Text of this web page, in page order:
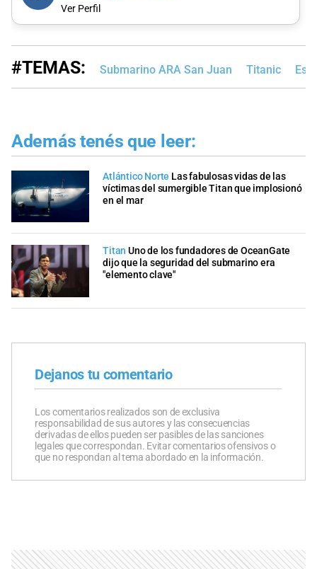
Ver Perfil
#TEMAS: Submarino ARA San Juan Titanic
Además tenés que leer:
Atlántico Norte Las fabulosas vidas de las
víctimas del sumergible Titan que implosionó
en el mar
Titan Uno de los fundadores de OceanGate
dijo que la seguridad del submarino era
"elemento clave"
Dejanos tu comentario
Los comentarios realizados son de exclusiva
responsabilidad de sus autores y las consecuencias
derivadas de ellos pueden ser pasibles de las sanciones
legales que correspondan. Evitar comentarios ofensivos o
que no respondan al tema abordado en la información.